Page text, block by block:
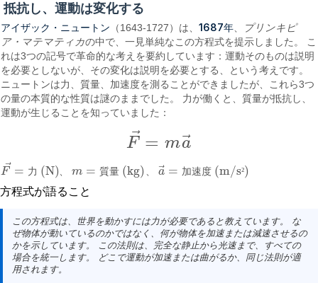
抵抗し、運動は変化する
アイザック・ニュートン （1643-1727）は、1687年
プリンキピ
ア・マテマティカの中で、一見単純なこの方程式を提示しました。 こ
れは3つの記号で革命的な考えを要約しています：運動そのものは説明
を必要としないが、その変化は説明を必要とする、という考えです。
ニュートンは力、質量、加速度を測ることができましたが、これら3つ
の量の本質的な性質は謎のままでした。 力が働くと、質量が抵抗し、
運動が生じることを知っていました：
F = ma
F →= ma→
F⃗ = 力 (N)
F→=力 (N) 、m = 質量 (kg)
m= 質量 (kg) a⃗ = 加速度(m/s²)
a→= 加速度 (m/s²)
方程式が語ること
この方程式は、世界を動かすには力が必要であると教えています。 な
ぜ物体が動いているのかではなく、何が物体を加速または減速させるの
かを示しています。 この法則は、完全な静止から光速まで、すべての
場合を統一します。 どこで運動が加速または曲がるか、同じ法則が適
用されます。